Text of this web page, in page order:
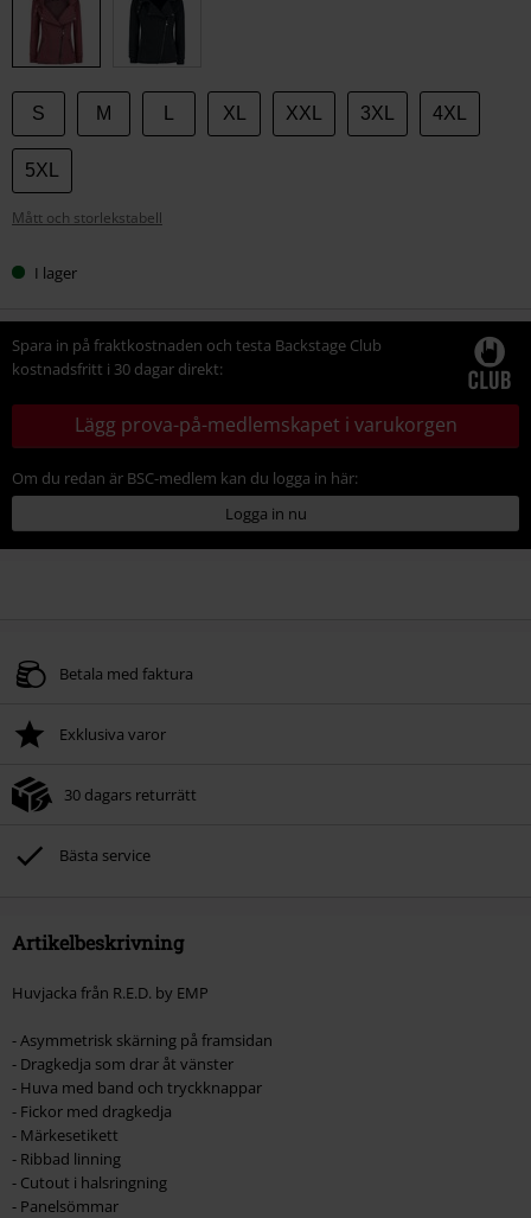
storlek
S M XL XXL 3XL 4XL
5XL
Mått och storlekstabell
I lager
Spara in på fraktkostnaden och testa Backstage Club
kostnadsfritt i 30 dagar direkt:
Lägg prova-på-medlemskapet i varukorgen
Om du redan är BSC-medlem kan du logga in här:
Logga in nu
Betala med faktura
Exklusiva varor
30 dagars returrätt
Bästa service
Artikelbeskrivning
Huvjacka från R.E.D. by EMP
- Asymmetrisk skärning på framsidan
- Dragkedja som drar åt vänster
- Huva med band och tryckknappar
- Fickor med dragkedja
- Märkesetikett
- Ribbad linning
- Cutout i halsringning
- Panelsömmar